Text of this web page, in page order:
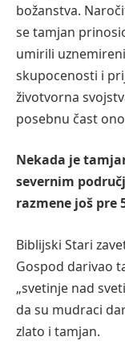
božanstva.
se tamjan
umirili
skupocenosti i
životvorna
posebnu čast
Nekada je
severnim
razmene još pre
Biblijski Stari
Gospod darivao
„svetinje nad
da su mudraci
zlato i tamjan.